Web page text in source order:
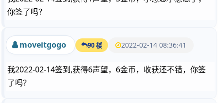
你签了吗？
moveitgogo 90 楼 2022-02-14 08:36:41
我2022-02-14签到,获得6声望，6金币，收获还不错，你签
了吗？